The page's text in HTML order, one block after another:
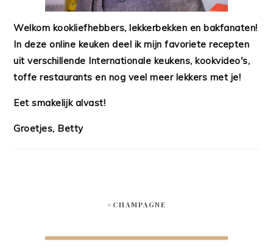
Welkom kookliefhebbers, lekkerbekken en bakfanaten!
In deze online keuken deel ik mijn favoriete recepten
uit verschillende Internationale keukens, kookvideo's,
toffe restaurants en nog veel meer lekkers met je!
Eet smakelijk alvast!
Groetjes, Betty
#CHAMPAGNE